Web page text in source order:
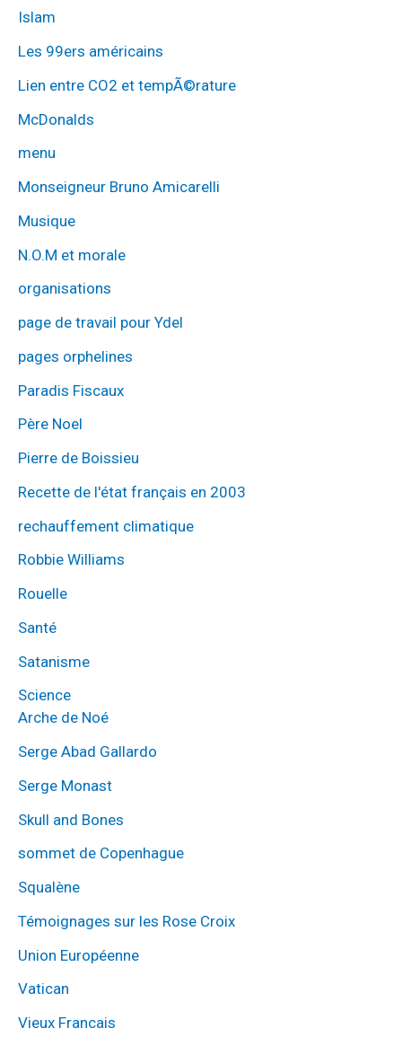
Islam
Les 99ers américains
Lien entre CO2 et tempÃ©rature
McDonalds
menu
Monseigneur Bruno Amicarelli
Musique
N.O.M et morale
organisations
page de travail pour Ydel
pages orphelines
Paradis Fiscaux
Père Noel
Pierre de Boissieu
Recette de l'état français en 2003
rechauffement climatique
Robbie Williams
Rouelle
Santé
Satanisme
Science
Arche de Noé
Serge Abad Gallardo
Serge Monast
Skull and Bones
sommet de Copenhague
Squalène
Témoignages sur les Rose Croix
Union Européenne
Vatican
Vieux Francais